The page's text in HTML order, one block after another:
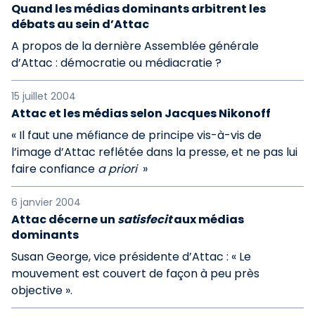
Quand les médias dominants arbitrent les
débats au sein d’Attac
A propos de la dernière Assemblée générale
d’Attac : démocratie ou médiacratie ?
15 juillet 2004
Attac et les médias selon Jacques Nikonoff
« Il faut une méfiance de principe vis-à-vis de
l’image d’Attac reflétée dans la presse, et ne pas lui
faire confiance a priori »
6 janvier 2004
Attac décerne un satisfecitaux médias
dominants
Susan George, vice présidente d’Attac : « Le
mouvement est couvert de façon à peu près
objective ».